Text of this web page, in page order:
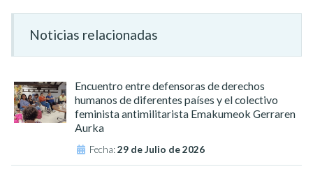
Noticias relacionadas
Encuentro entre defensoras de derechos
humanos de diferentes países y el colectivo
feminista antimilitarista Emakumeok Gerraren
Aurka
Fecha:29 de Julio de 2026